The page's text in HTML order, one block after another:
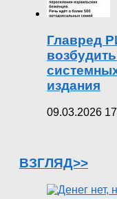
Главред
издания
09.03.2026
ВЗГЛЯД>>